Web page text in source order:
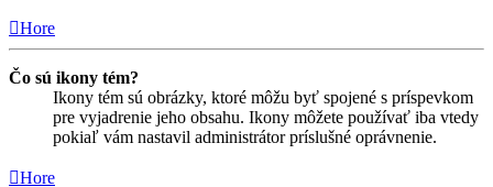
Hore
Čo sú ikony tém?
Ikony tém sú obrázky, ktoré môžu byť spojené s príspevkom
pre vyjadrenie jeho obsahu. Ikony môžete používať iba vtedy
pokiaľ vám nastavil administrátor príslušné oprávnenie.
Hore